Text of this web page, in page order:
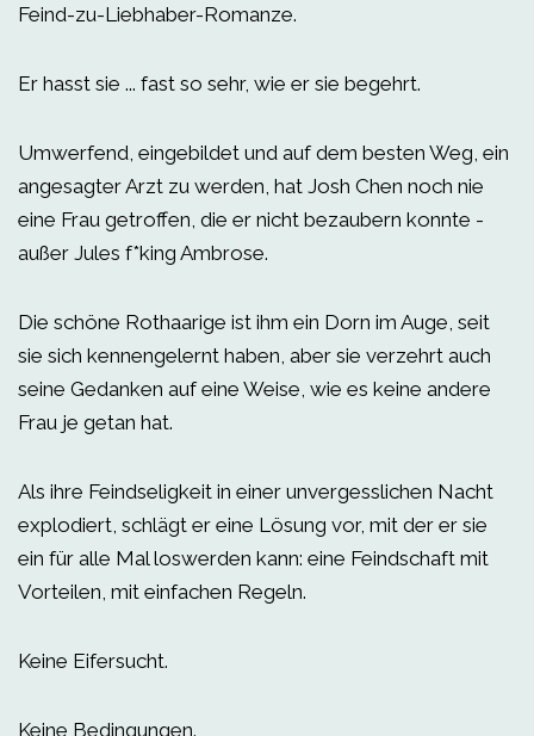
Feind-zu-Liebhaber-Romanze.
Er hasst sie ... fast so sehr, wie er sie begehrt.
Umwerfend, eingebildet und auf dem besten Weg, ein
angesagter Arzt zu werden, hat Josh Chen noch nie
eine Frau getroffen, die er nicht bezaubern konnte -
außer Jules f*king Ambrose.
Die schöne Rothaarige ist ihm ein Dorn im Auge, seit
sie sich kennengelernt haben, aber sie verzehrt auch
seine Gedanken auf eine Weise, wie es keine andere
Frau je getan hat.
Als ihre Feindseligkeit in einer unvergesslichen Nacht
explodiert, schlägt er eine Lösung vor, mit der er sie
ein für alle Mal loswerden kann: eine Feindschaft mit
Vorteilen, mit einfachen Regeln.
Keine Eifersucht.
Keine Bedingungen.